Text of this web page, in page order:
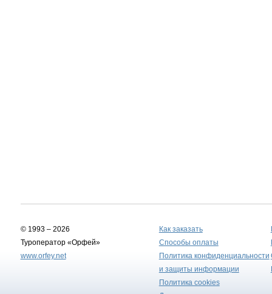
© 1993 – 2026
Туроператор «Орфей»
www.orfey.net
Как заказать
Способы оплаты
Политика конфиденциальности
и защиты информации
Политика cookies